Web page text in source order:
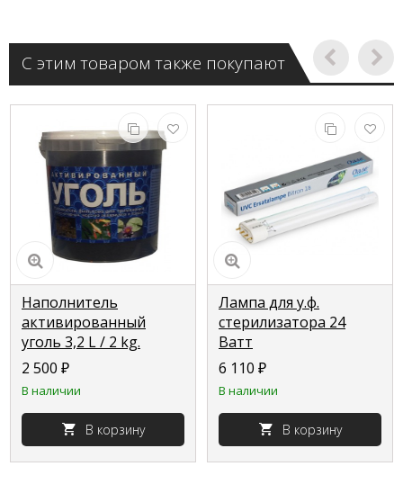
С этим товаром также покупают
Наполнитель
активированный
уголь 3,2 L / 2 kg.
2 500 ₽
В наличии
В корзину
Лампа для у.ф.
стерилизатора 24
Ватт
6 110 ₽
В наличии
В корзину